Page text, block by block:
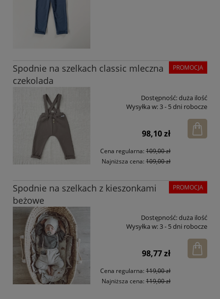
Spodnie na szelkach classic mleczna
czekolada
Dostępność:duża ilość
Wysyłka w:3 - 5 dni robocze
98,10 zł
Cena regularna:109,00 zł
Najniższa cena:109,00 zł
PROMOCJA
Spodnie na szelkach z kieszonkami
beżowe
Dostępność:duża ilość
Wysyłka w:3 - 5 dni robocze
98,77 zł
Cena regularna:119,00 zł
Najniższa cena:119,00 zł
PROMOCJA